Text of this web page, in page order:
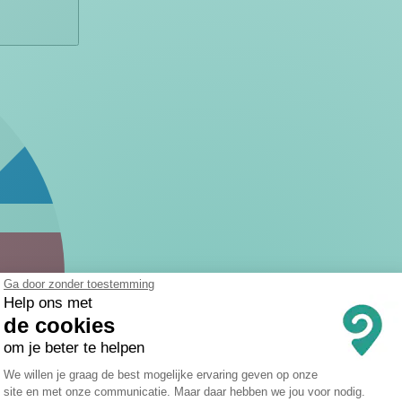
Ga door zonder toestemming
Help ons met
de cookies
om je beter te helpen
Toestemmingsbeheerplatform:
We willen je graag de best mogelijke ervaring geven op onze
site en met onze communicatie. Maar daar hebben we jou voor nodig.